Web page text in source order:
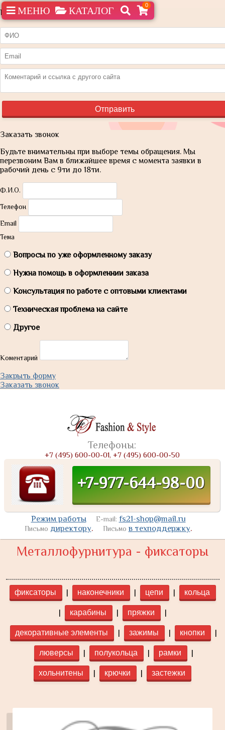
Нашли дешевле?
Заказать звонок
Будьте внимательны при выборе темы обращения. Мы
перезвоним Вам в ближайшее время с момента заявки в
рабочий день с 9ти до 18ти.
Ф.И.О.
Телефон
Email
Тема
Вопросы по уже оформленному заказу
Нужна помощь в оформленнии заказа
Консультация по работе с оптовыми клиентами
Техническая проблема на сайте
Другое
Коментарий
Закрыть форму
Заказать звонок
МЕНЮ КАТАЛОГ 0
Телефоны:
+7 (495) 600-00-01, +7 (495) 600-00-50
+7-977-644-98-00
Режим работы E-mail: fs21-shop@mail.ru
Письмо директору. Письмо в техподдержку.
Металлофурнитура - фиксаторы
фиксаторы | наконечники | цепи | кольца
| карабины | пряжки |
декоративные элементы | зажимы | кнопки |
люверсы | полукольца | рамки |
хольнитены | крючки | застежки